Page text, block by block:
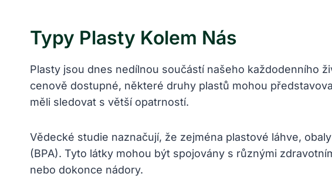
Typy Plasty Kolem Nás
Plasty jsou dnes nedílnou součástí našeho každodenního
cenově dostupné, některé druhy plastů mohou
měli sledovat s větší opatrností.
Vědecké studie naznačují, že zejména plastové láhve,
(BPA). Tyto látky mohou být spojovány s různými
nebo dokonce nádory.